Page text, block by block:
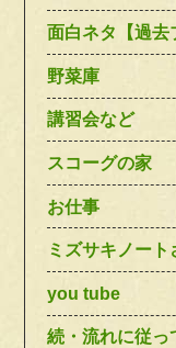
面白ネタ【過去
野菜庫
講習会など
スコーグの家
お仕事
ミズサキノート
you tube
続・流れに従っ